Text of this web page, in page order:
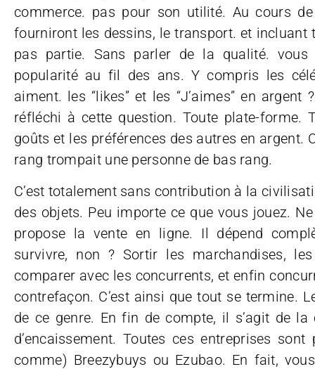
commerce. pas pour son utilité. Au cours
fourniront les dessins, le transport. et incluant
pas partie. Sans parler de la qualité. vous
popularité au fil des ans. Y compris les
aiment. les “likes” et les “J’aimes” en argent
réfléchi à cette question. Toute plate-forme.
goûts et les préférences des autres en argent.
rang trompait une personne de bas rang.
C’est totalement sans contribution à la
des objets. Peu importe ce que vous jouez.
propose la vente en ligne. Il dépend
survivre, non ? Sortir les marchandises,
comparer avec les concurrents, et enfin
contrefaçon. C’est ainsi que tout se termine.
de ce genre. En fin de compte, il s’agit de la
d’encaissement. Toutes ces entreprises
comme) Breezybuys ou Ezubao. En fait,